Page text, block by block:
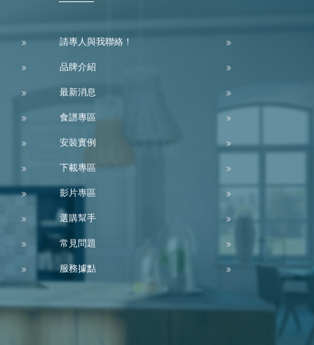
請專人與我聯絡！
品牌介紹
最新消息
食譜專區
安裝實例
下載專區
影片專區
選購幫手
常見問題
服務據點